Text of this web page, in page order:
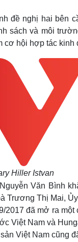
đề nghị hai bên
sách và môi
cơ hội hợp tác kinh
Hiller Istvan
Văn Bình
Trương Thị Mai,
2017 đã mở ra
Việt Nam và
Việt Nam cũng